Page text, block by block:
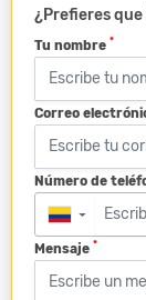
¿Prefieres
Tu nombre *
Correo
Número de
▼
Mensaje *